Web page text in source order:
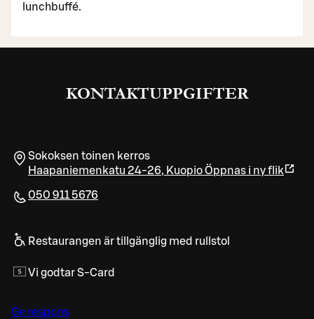
lunchbuffé.
KONTAKTUPPGIFTER
Sokoksen toinen kerros
Haapaniemenkatu 24-26, KuopioÖppnas i ny flik
050 911 5676
Restaurangen är tillgänglig med rullstol
Vi godtar S-Card
Ge respons